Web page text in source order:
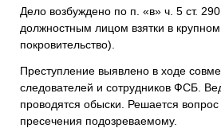
Дело возбуждено по п. «в» ч. 5 ст.
должностным лицом взятки в
покровительство).
Преступление выявлено в ходе
следователей и сотрудников ФСБ.
проводятся обыски. Решается
пресечения подозреваемому.